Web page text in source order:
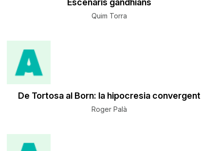
Escenaris gandhians
Quim Torra
De Tortosa al Born: la hipocresia convergent
Roger Palà